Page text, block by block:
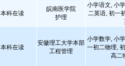
本科在读
皖南医学院
护理
小学语文, 小
二英语, 初一
本科在读
安徽理工大学本部
工程管理
小学数学, 小
一初二物理,
高二